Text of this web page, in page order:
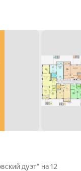
дуэт" на 12